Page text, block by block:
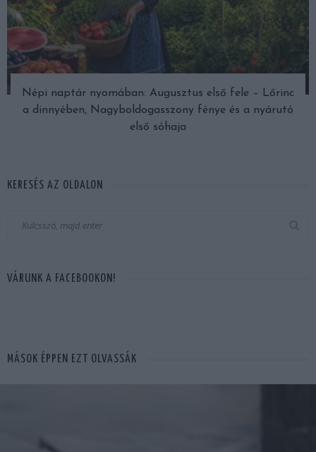
Népi naptár nyomában: Augusztus első fele – Lőrinc
a dinnyében, Nagyboldogasszony fénye és a nyárutó
első sóhaja
KERESÉS AZ OLDALON
VÁRUNK A FACEBOOKON!
MÁSOK ÉPPEN EZT OLVASSÁK